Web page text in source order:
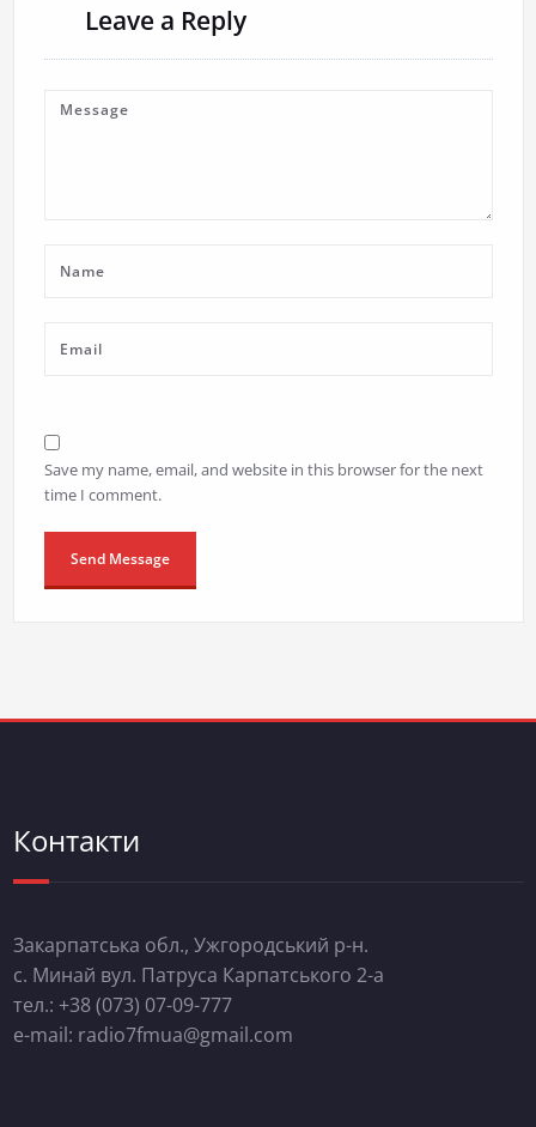
Leave a Reply
Save my name, email, and website in this browser for the next
time I comment.
Контакти
Закарпатська обл., Ужгородський р-н.
с. Минай вул. Патруса Карпатського 2-а
тел.: +38 (073) 07-09-777
e-mail: radio7fmua@gmail.com